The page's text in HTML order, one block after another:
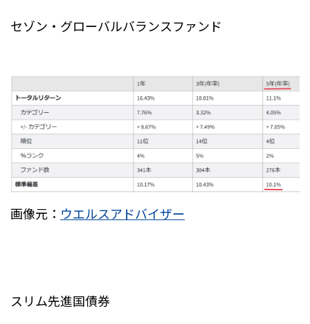
セゾン・グローバルバランスファンド
画像元： ウエルスアドバイザー
スリム先進国債券